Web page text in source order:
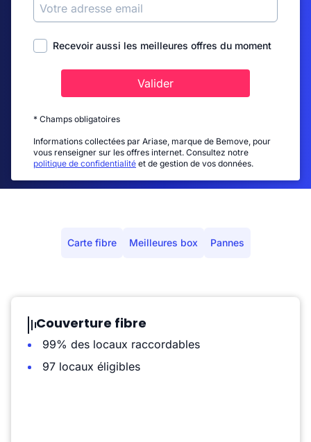
Recevoir aussi les meilleures offres du moment
Valider
* Champs obligatoires
Informations collectées par Ariase, marque de Bemove, pour
vous renseigner sur les offres internet. Consultez notre
politique de confidentialité et de gestion de vos données.
Carte fibre Meilleures box Pannes
Couverture fibre
99% des locaux raccordables
97 locaux éligibles